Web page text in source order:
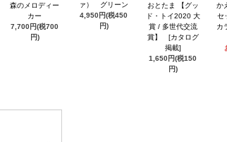
森のメロディー
カー
7,700円(税700
円)
ァ） グリーン
4,950円(税450
円)
おとたま 【グッ
ド・トイ2020 大
賞 / 多世代交流
賞】 [カタログ
掲載]
1,650円(税150
円)
か
セ
カ